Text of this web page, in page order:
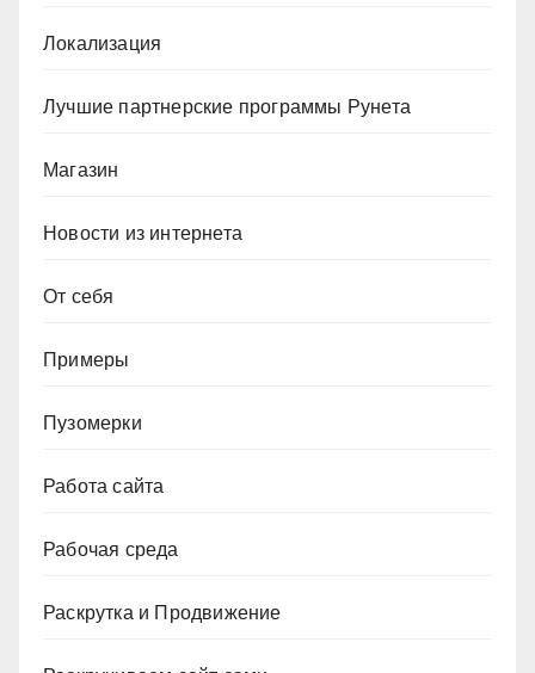
Локализация
Лучшие партнерские программы Рунета
Магазин
Новости из интернета
От себя
Примеры
Пузомерки
Работа сайта
Рабочая среда
Раскрутка и Продвижение